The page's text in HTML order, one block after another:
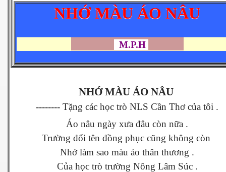
NHỚ MÀU ÁO NÂU
M.P.H
NHỚ MÀU ÁO NÂU
-------- Tặng các học trò NLS Cần Thơ của tôi .
Áo nâu ngày xưa đâu còn nữa .
Trường đổi tên đồng phục cũng không còn
Nhớ làm sao màu áo thân thương .
Của học trò trường Nông Lâm Súc .